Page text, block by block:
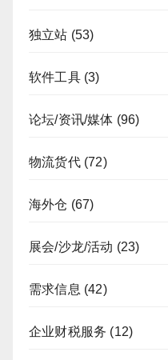
独立站 (53)
软件工具(3)
论坛/资讯/媒体 (96)
物流货代(72)
海外仓 (67)
展会/沙龙/活动 (23)
需求信息 (42)
企业财税服务 (12)